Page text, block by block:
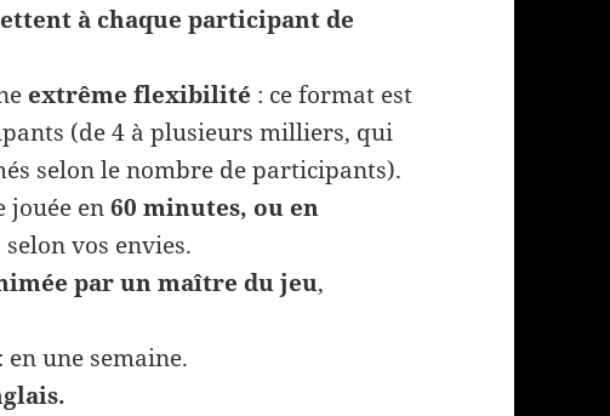
à chaque participant de
extrême flexibilité : ce format est
(de 4 à plusieurs milliers, qui
selon le nombre de participants).
jouée en60 minutes, ou en
selon vos envies.
par un maître du jeu,
: en une semaine.